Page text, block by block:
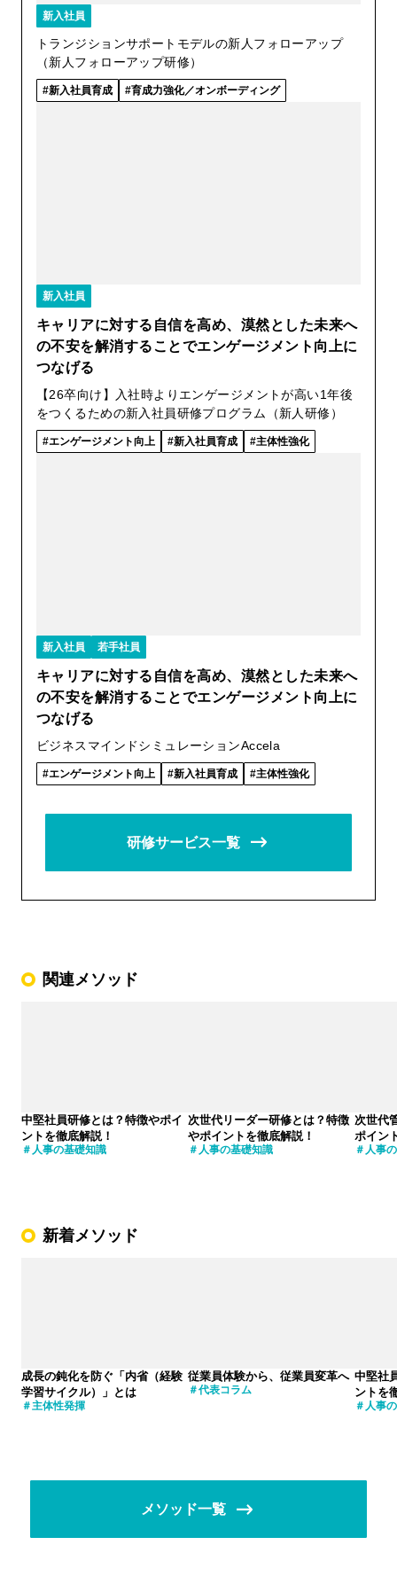
新入社員
トランジションサポートモデルの新人フォローアップ
（新人フォローアップ研修）
新入社員育成 育成力強化／オンボーディング
新入社員
キャリアに対する自信を高め、漠然とした未来へ
の不安を解消することでエンゲージメント向上に
つなげる
【26卒向け】入社時よりエンゲージメントが高い1年後
をつくるための新入社員研修プログラム（新人研修）
エンゲージメント向上 新入社員育成 主体性強化
新入社員 若手社員
キャリアに対する自信を高め、漠然とした未来へ
の不安を解消することでエンゲージメント向上に
つなげる
ビジネスマインドシミュレーションAccela
エンゲージメント向上 新入社員育成 主体性強化
研修サービス一覧
関連メソッド
中堅社員研修とは？特徴やポイ
ントを徹底解説！
人事の基礎知識
次世代リーダー研修とは？特徴
やポイントを徹底解説！
人事の基礎知識
次世代
ポイン
人事
新着メソッド
成長の鈍化を防ぐ「内省（経験
学習サイクル）」とは
主体性発揮
従業員体験から、従業員変革へ
代表コラム
中堅社
ントを
人事
メソッド一覧